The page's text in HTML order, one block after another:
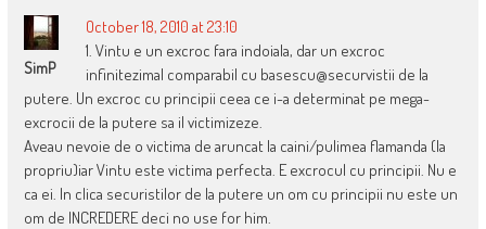
SimP
October 18, 2010 at 23:10
1. Vintu e un excroc fara indoiala, dar un excroc
infinitezimal comparabil cu basescu@securvistii de la
putere. Un excroc cu principii ceea ce i-a determinat pe mega-
excrocii de la putere sa il victimizeze.
Aveau nevoie de o victima de aruncat la caini/pulimea flamanda (la
propriu)iar Vintu este victima perfecta. E excrocul cu principii. Nu e
ca ei. In clica securistilor de la putere un om cu principii nu este un
om de INCREDERE deci no use for him.